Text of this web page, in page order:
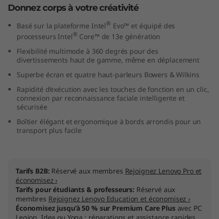
Donnez corps à votre créativité
Basé sur la plateforme Intel® Evo™ et équipé des
processeurs Intel® Core™ de 13e génération
Flexibilité multimode à 360 degrés pour des
divertissements haut de gamme, même en déplacement
Superbe écran et quatre haut-parleurs Bowers & Wilkins
Rapidité d’exécution avec les touches de fonction en un clic,
connexion par reconnaissance faciale intelligente et
sécurisée
Boîtier élégant et ergonomique à bords arrondis pour un
transport plus facile
Tarifs B2B: Réservé aux membres Rejoignez Lenovo Pro et
économisez ›
Tarifs pour étudiants & professeurs: Réservé aux
membres Rejoignez Lenovo Education et économisez ›
Économisez jusqu’à 50 % sur Premium Care Plusavec PC